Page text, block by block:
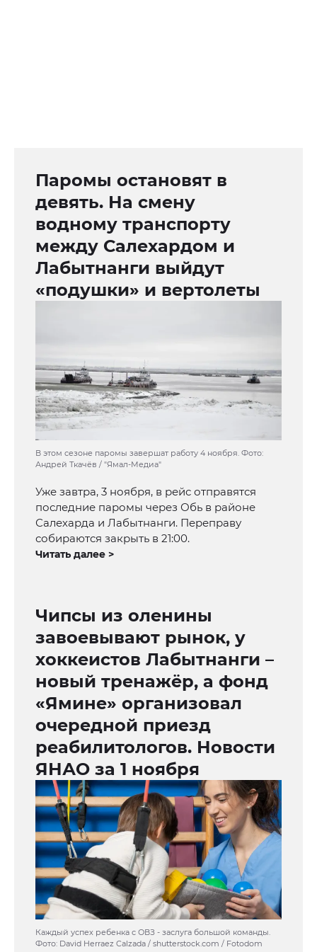
Паромы остановят в
девять. На смену
водному транспорту
между Салехардом и
Лабытнанги выйдут
«подушки» и вертолеты
В этом сезоне паромы завершат работу 4 ноября. Фото:
Андрей Ткачёв / "Ямал-Медиа"
Уже завтра, 3 ноября, в рейс отправятся
последние паромы через Обь в районе
Салехарда и Лабытнанги. Переправу
собираются закрыть в 21:00.
Читать далее >
Чипсы из оленины
завоевывают рынок, у
хоккеистов Лабытнанги –
новый тренажёр, а фонд
«Ямине» организовал
очередной приезд
реабилитологов. Новости
ЯНАО за 1 ноября
Каждый успех ребенка с ОВЗ - заслуга большой команды.
Фото: David Herraez Calzada / shutterstock.com / Fotodom